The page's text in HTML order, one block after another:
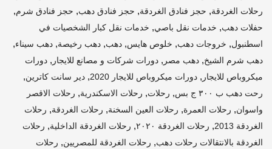
رحلات الغردقة, حجز فنادق الغردقة, حجز فنادق دهب, حجز فنادق شرم,
حفلات دهب, خدمات نقل باصي, خدمات نقل كبار الشخصيات في
اسطنبول, خروجات دهب, خلوص هايس, دهب, دهب رخيصة, دهب سيناء,
دهب شرم الشيخ, دهب مصر , دورات شركات و مصانع للايجار , دورات
ميكروباص للايجار , دورات ميكروباص للايجار 2020 , دير سانت كاترين,
رحت دهب ب ٣٠٠ ج بس , رحلات, رحلات الاسكندرية, رحلات الاقصر
واسوان, رحلات العمرة, رحلات العين السخنة, رحلات الغردقة, رحلات
الغردقة 2013
, رحلات الغردقة ٢٠٢٠ , رحلات الغردقة الداخلية, رحلات
الغردقة بالانتقالات رحلات دهب, رحلات الغردقة للمصريين, رحلات